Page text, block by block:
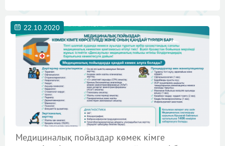
22.10.2020
Медициналық пойыздар көмек кімге